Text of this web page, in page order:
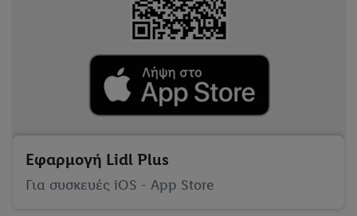
Εφαρμογή Lidl Plus
Για συσκευές iOS - App Store
βρείτε τα νομικά στοιχεία της εταιρείας μας εδώ.